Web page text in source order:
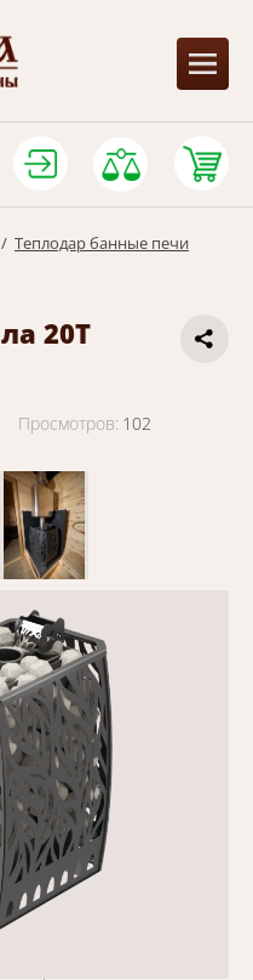
/ Теплодар банные печи
20Т
Просмотров: 102